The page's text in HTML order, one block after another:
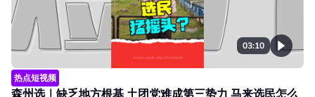
03:10
热点短视频
森州选｜缺乏地方根基 土团党难成第三势力 马来选民怎么